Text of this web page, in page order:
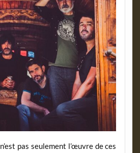
n’est pas seulement l’œuvre de ces